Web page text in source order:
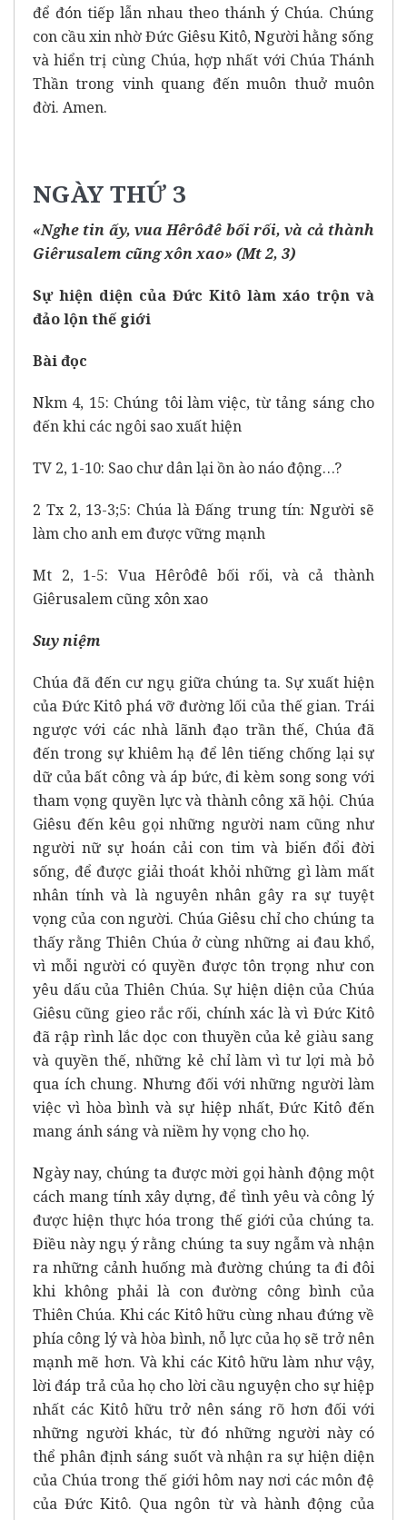
để đón tiếp lẫn nhau theo thánh ý Chúa. Chúng
con cầu xin nhờ Đức Giêsu Kitô, Người hằng sống
và hiển trị cùng Chúa, hợp nhất với Chúa Thánh
Thần trong vinh quang đến muôn thuở muôn
đời. Amen.
NGÀY THỨ 3
«Nghe tin ấy, vua Hêrôđê bối rối, và cả thành
Giêrusalem cũng xôn xao» (Mt 2, 3)
Sự hiện diện của Đức Kitô làm xáo trộn và
đảo lộn thế giới
Bài đọc
Nkm 4, 15: Chúng tôi làm việc, từ tảng sáng cho
đến khi các ngôi sao xuất hiện
TV 2, 1-10: Sao chư dân lại ồn ào náo động…?
2 Tx 2, 13-3;5: Chúa là Ðấng trung tín: Người sẽ
làm cho anh em được vững mạnh
Mt 2, 1-5: Vua Hêrôđê bối rối, và cả thành
Giêrusalem cũng xôn xao
Suy niệm
Chúa đã đến cư ngụ giữa chúng ta. Sự xuất hiện
của Đức Kitô phá vỡ đường lối của thế gian. Trái
ngược với các nhà lãnh đạo trần thế, Chúa đã
đến trong sự khiêm hạ để lên tiếng chống lại sự
dữ của bất công và áp bức, đi kèm song song với
tham vọng quyền lực và thành công xã hội. Chúa
Giêsu đến kêu gọi những người nam cũng như
người nữ sự hoán cải con tim và biến đổi đời
sống, để được giải thoát khỏi những gì làm mất
nhân tính và là nguyên nhân gây ra sự tuyệt
vọng của con người. Chúa Giêsu chỉ cho chúng ta
thấy rằng Thiên Chúa ở cùng những ai đau khổ,
vì mỗi người có quyền được tôn trọng như con
yêu dấu của Thiên Chúa. Sự hiện diện của Chúa
Giêsu cũng gieo rắc rối, chính xác là vì Đức Kitô
đã rập rình lắc dọc con thuyền của kẻ giàu sang
và quyền thế, những kẻ chỉ làm vì tư lợi mà bỏ
qua ích chung. Nhưng đối với những người làm
việc vì hòa bình và sự hiệp nhất, Đức Kitô đến
mang ánh sáng và niềm hy vọng cho họ.
Ngày nay, chúng ta được mời gọi hành động một
cách mang tính xây dựng, để tình yêu và công lý
được hiện thực hóa trong thế giới của chúng ta.
Điều này ngụ ý rằng chúng ta suy ngẫm và nhận
ra những cảnh huống mà đường chúng ta đi đôi
khi không phải là con đường công bình của
Thiên Chúa. Khi các Kitô hữu cùng nhau đứng về
phía công lý và hòa bình, nỗ lực của họ sẽ trở nên
mạnh mẽ hơn. Và khi các Kitô hữu làm như vậy,
lời đáp trả của họ cho lời cầu nguyện cho sự hiệp
nhất các Kitô hữu trở nên sáng rõ hơn đối với
những người khác, từ đó những người này có
thể phân định sáng suốt và nhận ra sự hiện diện
của Chúa trong thế giới hôm nay nơi các môn đệ
của Đức Kitô. Qua ngôn từ và hành động của